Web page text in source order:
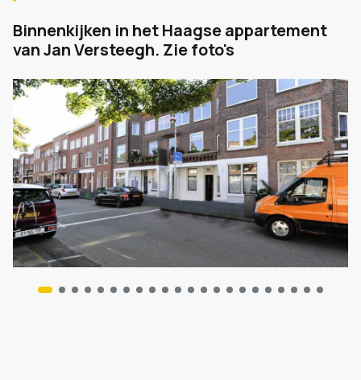
Binnenkijken in het Haagse appartement
van Jan Versteegh. Zie foto's